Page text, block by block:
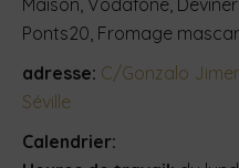
Ponts20, Fromage
adresse: C/Gonzalo
Séville
Calendrier: